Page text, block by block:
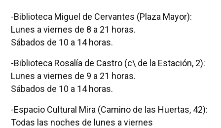
-Biblioteca Miguel de Cervantes (Plaza Mayor):
Lunes a viernes de 8 a 21 horas.
Sábados de 10 a 14 horas.
-Biblioteca Rosalía de Castro (c\ de la Estación, 2):
Lunes a viernes de 9 a 21 horas.
Sábados de 10 a 14 horas.
-Espacio Cultural Mira (Camino de las Huertas, 42):
Todas las noches de lunes a viernes